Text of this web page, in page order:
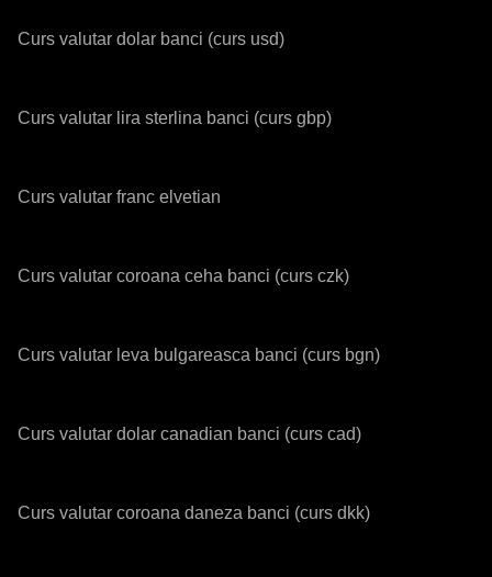
Curs valutar dolar banci (curs usd)
Curs valutar lira sterlina banci (curs gbp)
Curs valutar franc elvetian
Curs valutar coroana ceha banci (curs czk)
Curs valutar leva bulgareasca banci (curs bgn)
Curs valutar dolar canadian banci (curs cad)
Curs valutar coroana daneza banci (curs dkk)